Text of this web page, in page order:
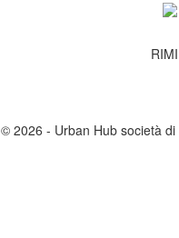
© 2026 - Urban Hub società